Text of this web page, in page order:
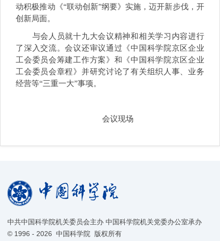
动积极推动《“联动创新”纲要》实施，迈开新步伐，开
创新局面。
与会人员就十九大会议精神和相关学习内容进行
了深入交流。会议还审议通过《中国科学院京区企业
工会委员会筹建工作方案》和《中国科学院京区企业
工会委员会章程》并研究讨论了有关组织人事、业务
经营等“三重一大”事项。
会议现场
中共中国科学院机关委员会主办 中国科学院机关党委办公室承办
© 1996 - 2026 中国科学院 版权所有